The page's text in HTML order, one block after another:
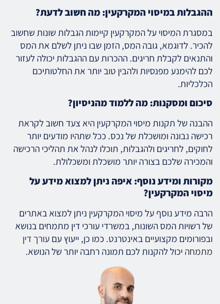
ההגבלות במיסוי המקרקעין: מה חשוב לדעת?
במסגרת המיסוי על המקרקעין קיימות הגבלות שונות שחשוב
להכיר. לדוגמא, גובה המס, הזמן שבו ניתן לשלם את המס
והתנאים לקבלת חריגים. ההכרות עם ההגבלות יכולה לעזור
לכם להימנע מפנסיות ולהבין טוב יותר את החלטותיכם
הכלכליות.
סיכום ומסקנות: מה ללמוד מהניסיון?
ההבנה של תקנות מיסוי המקרקעין היא צעד חשוב לקראת
רכישה נבונה ומושכלת של נכס. ככל שתהיו מודעים יותר
לחוקים, לחריגים ולהגבלות, תוכלו לנהל את תהליכי הרכישה
והמכירה שלכם בצורה יותר מושכלת ומשכלולת.
מקורות ומידע נוסף: איפה ניתן למצוא מידע על
מיסוי המקרקעין?
הרבה מידע נוסף על מיסוי המקרקעין ניתן למצוא באתרים
של רשויות המס השונות, במשרדי עורכי דין מתמחים בנושא
ובפורומים מקצועיים באינטרנט. כמו כן, ייעוץ עםעורך דין
מתמחה יכול להקנות לכם תמונה רחבה יותר של הנושא.